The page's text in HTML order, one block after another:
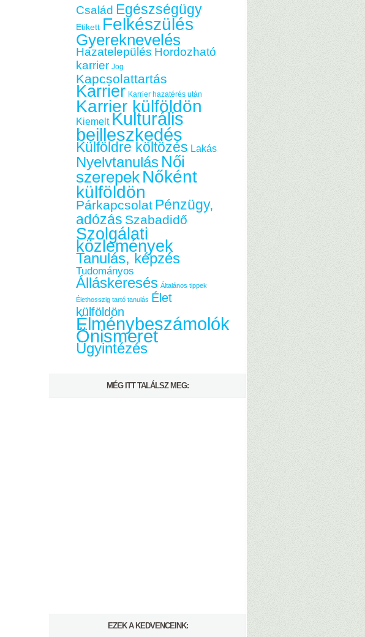
Család Egészségügy
Etikett Felkészülés
Gyereknevelés
Hazatelepülés Hordozható
karrier Jog
Kapcsolattartás
Karrier Karrier hazatérés után
Karrier külföldön
Kiemelt Kulturális
beilleszkedés
Külföldre költözés Lakás
Nyelvtanulás Női
szerepek Nőként
külföldön
Párkapcsolat Pénzügy,
adózás Szabadidő
Szolgálati
közlemények
Tanulás, képzés
Tudományos
Álláskeresés Általános tippek
Élethosszig tartó tanulás Élet
külföldön
Élménybeszámolók
Önismeret
Ügyintézés
MÉG ITT TALÁLSZ MEG:
EZEK A KEDVENCEINK: